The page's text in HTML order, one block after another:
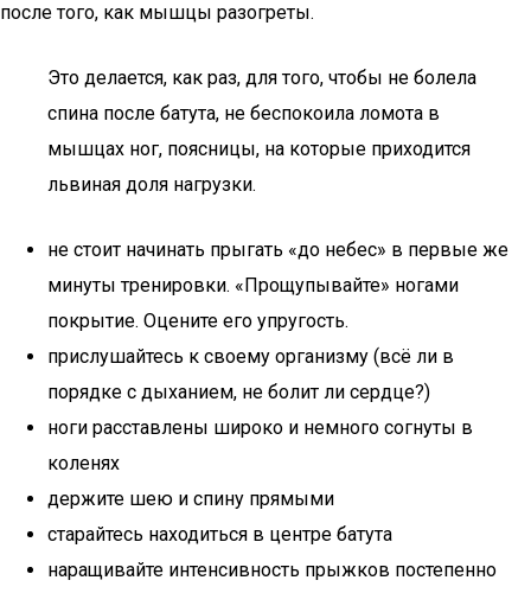
после того, как мышцы разогреты.
Это делается, как раз, для того, чтобы не болела
спина после батута, не беспокоила ломота в
мышцах ног, поясницы, на которые приходится
львиная доля нагрузки.
не стоит начинать прыгать «до небес» в первые же
минуты тренировки. «Прощупывайте» ногами
покрытие. Оцените его упругость.
прислушайтесь к своему организму (всё ли в
порядке с дыханием, не болит ли сердце?)
ноги расставлены широко и немного согнуты в
коленях
держите шею и спину прямыми
старайтесь находиться в центре батута
наращивайте интенсивность прыжков постепенно